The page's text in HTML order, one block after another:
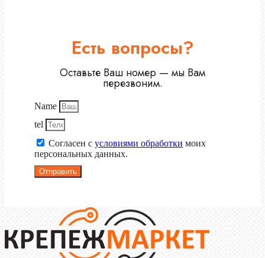
Есть вопросы?
Оставьте Ваш номер — мы Вам
перезвоним.
Name
tel
Согласен с условиями обработки моих
персональных данных.
Отправить